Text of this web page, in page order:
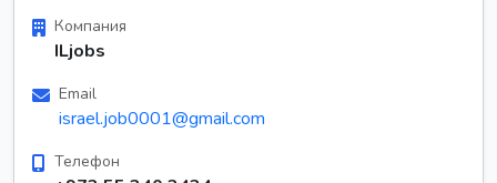
Компания
ILjobs
Email
israel.job0001@gmail.com
Телефон